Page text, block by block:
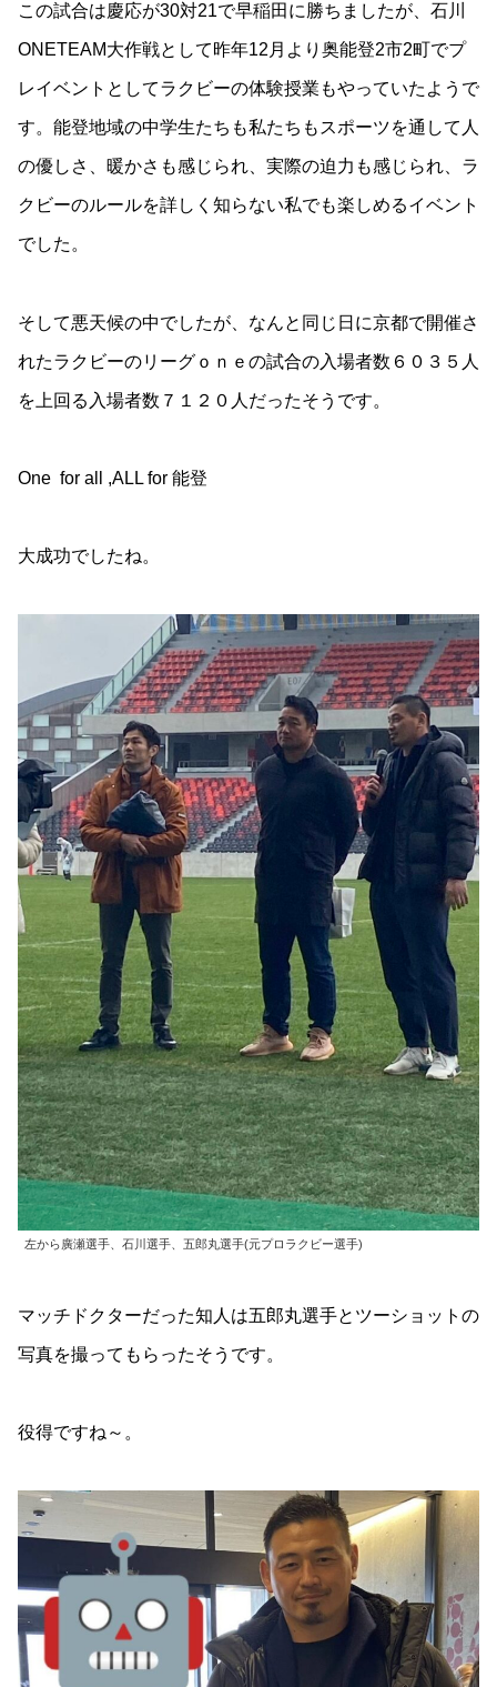
この試合は慶応が30対21で早稲田に勝ちましたが、石川
ONETEAM大作戦として昨年12月より奥能登2市2町でプ
レイベントとしてラクビーの体験授業もやっていたようで
す。能登地域の中学生たちも私たちもスポーツを通して人
の優しさ、暖かさも感じられ、実際の迫力も感じられ、ラ
クビーのルールを詳しく知らない私でも楽しめるイベント
でした。
そして悪天候の中でしたが、なんと同じ日に京都で開催さ
れたラクビーのリーグｏｎｅの試合の入場者数６０３５人
を上回る入場者数７１２０人だったそうです。
One for all ,ALL for 能登
大成功でしたね。
左から廣瀬選手、石川選手、五郎丸選手(元プロラクビー選手)
マッチドクターだった知人は五郎丸選手とツーショットの
写真を撮ってもらったそうです。
役得ですね～。